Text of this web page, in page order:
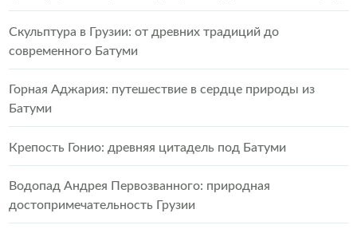
Скульптура в Грузии: от древних традиций до
современного Батуми
Горная Аджария: путешествие в сердце природы из
Батуми
Крепость Гонио: древняя цитадель под Батуми
Водопад Андрея Первозванного: природная
достопримечательность Грузии